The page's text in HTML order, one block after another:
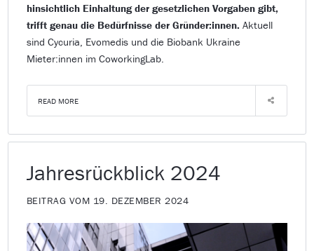
hinsichtlich Einhaltung der gesetzlichen Vorgaben gibt,
trifft genau die Bedürfnisse der Gründer:innen. Aktuell
sind Cycuria, Evomedis und die Biobank Ukraine
Mieter:innen im CoworkingLab.
READ MORE
Jahresrückblick 2024
BEITRAG VOM 19. DEZEMBER 2024